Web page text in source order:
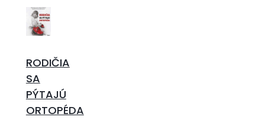
RODIČIA
SA
PÝTAJÚ
ORTOPÉDA